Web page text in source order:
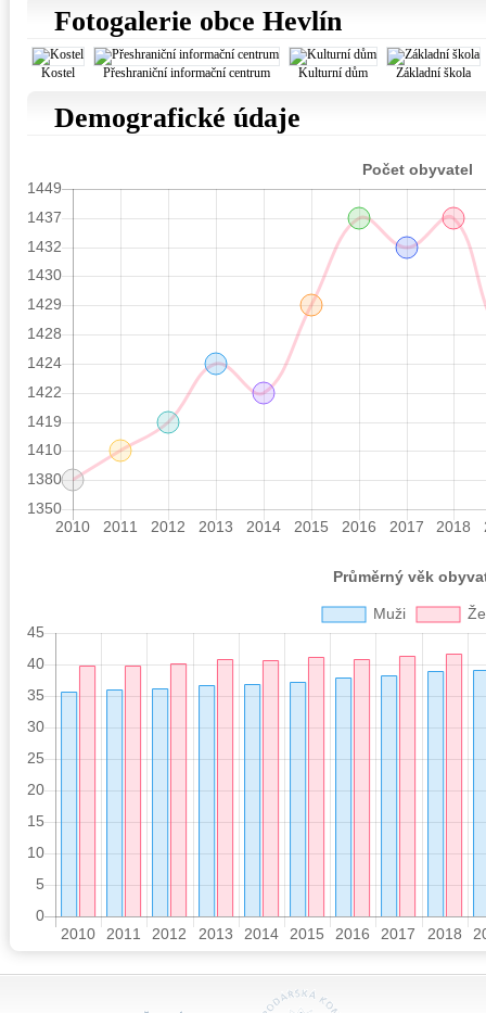
Fotogalerie obce Hevlín
Kostel Přeshraniční informační centrum Kulturní dům Základní škola
Demografické údaje